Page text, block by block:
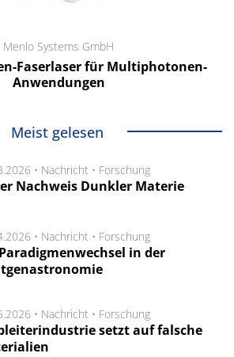
Menlo Systems GmbH
Faserlaser für Multiphotonen-
Anwendungen
Meist gelesen
• Nachricht • Forschung
Nachweis Dunkler Materie
• Nachricht • Forschung
in der
• Nachricht • Forschung
setzt auf falsche